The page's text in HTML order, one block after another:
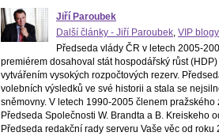
Jiří Paroubek
Další články - Jiří Paroubek, VIP
Předseda vlády ČR v letech 2005-
premiérem dosahoval stát hospodářský růst
vytvářením vysokých rozpočtových rezerv.
volebních výsledků ve své historii a stala se
sněmovny. V letech 1990-2005 členem
Předseda Společnosti W. Brandta a B. Kreiskeho
Předseda redakční rady serveru Vaše věc od